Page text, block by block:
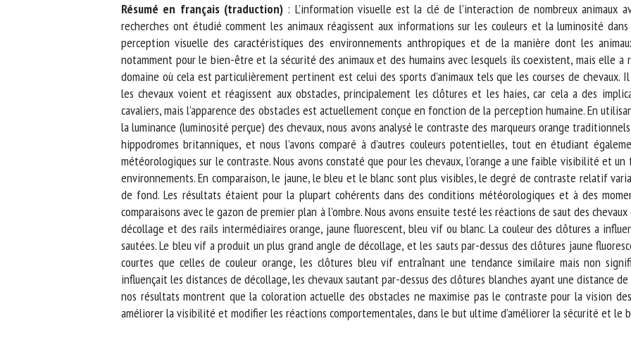
Résumé en français (traduction): L’information visuelle est la clé de l’interaction de nombreux animaux
recherches ont étudié comment les animaux réagissent aux informations sur les couleurs et la luminosité
perception visuelle des caractéristiques des environnements anthropiques et de la manière dont les
notamment pour le bien-être et la sécurité des animaux et des humains avec lesquels ils coexistent, mais elle a
domaine où cela est particulièrement pertinent est celui des sports d’animaux tels que les courses de chevaux.
les chevaux voient et réagissent aux obstacles, principalement les clôtures et les haies, car cela a des
cavaliers, mais l’apparence des obstacles est actuellement conçue en fonction de la perception humaine. En
la luminance (luminosité perçue) des chevaux, nous avons analysé le contraste des marqueurs orange
hippodromes britanniques, et nous l’avons comparé à d’autres couleurs potentielles, tout en étudiant
météorologiques sur le contraste. Nous avons constaté que pour les chevaux, l’orange a une faible visibilité et
environnements. En comparaison, le jaune, le bleu et le blanc sont plus visibles, le degré de contraste relatif
de fond. Les résultats étaient pour la plupart cohérents dans des conditions météorologiques et à des
comparaisons avec le gazon de premier plan à l’ombre. Nous avons ensuite testé les réactions de saut des chevaux
décollage et des rails intermédiaires orange, jaune fluorescent, bleu vif ou blanc. La couleur des clôtures a
sautées. Le bleu vif a produit un plus grand angle de décollage, et les sauts par-dessus des clôtures jaune
courtes que celles de couleur orange, les clôtures bleu vif entraînant une tendance similaire mais non
influençait les distances de décollage, les chevaux sautant par-dessus des clôtures blanches ayant une distance de
nos résultats montrent que la coloration actuelle des obstacles ne maximise pas le contraste pour la vision des
améliorer la visibilité et modifier les réactions comportementales, dans le but ultime d’améliorer la sécurité et le
Organisme
*
E-mail *
En soumettant ce formulaire, j'accepte que les informations saisies soient
utilisées dans le cadre de la relation avec le CNR BEA. *
Les champs suivis de * sont obligatoires